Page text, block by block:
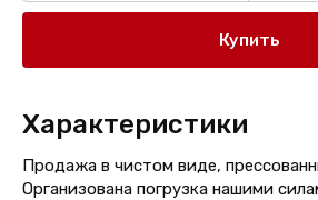
Купить
Характеристики
Продажа в чистом виде,
Организована погрузка нашими